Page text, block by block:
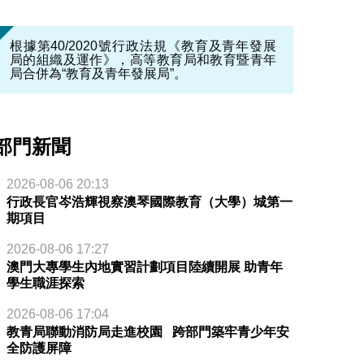
根據第40/2020號行政法規《教育及青年發展
局的組織及運作》，高等教育局和教育暨青年
局合併為“教育及青年發展局”。
門新聞
2026-08-06 20:13
行政長官岑浩輝視察澳琴國際教育（大學）城第一
期項目
2026-08-06 17:27
澳門大專學生內地實習計劃項目陸續開展 助青年
學生職涯探索
2026-08-06 17:04
教青局聯動消防局走進校園 跨部門築牢青少年安
全防護屏障